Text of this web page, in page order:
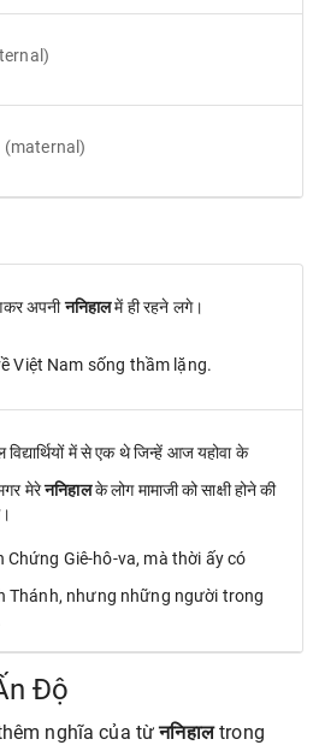
(maternal)
अपनीननिहालमें ही रहने लगे।
Việt Nam sống thầm lặng.
विद्यार्थियों में से एक थे जिन्हें आज यहोवा के
मेरेननिहालके लोग मामाजी को साक्षी होने की
Chứng Giê-hô-va, mà thời ấy có
Thánh, nhưng những người trong
Độ
nghĩa của từननिहालtrong